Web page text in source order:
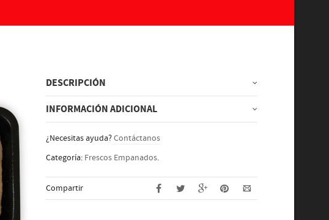
DESCRIPCIÓN
INFORMACIÓN ADICIONAL
¿Necesitas ayuda?Contáctanos
Categoría: Frescos Empanados.
Compartir